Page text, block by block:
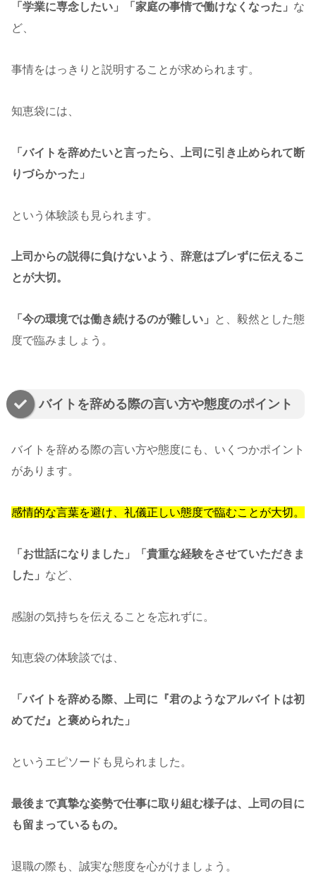
「学業に専念したい」「家庭の事情で働けなくなった」 な
ど、
事情をはっきりと説明することが求められます。
知恵袋には、
「バイトを辞めたいと言ったら、上司に引き止められて断
りづらかった」
という体験談も見られます。
上司からの説得に負けないよう、辞意はブレずに伝えるこ
とが大切。
「今の環境では働き続けるのが難しい」
と、毅然とした態
度で臨みましょう。
バイトを辞める際の言い方や態度のポイント
バイトを辞める際の言い方や態度にも、いくつかポイント
があります。
感情的な言葉を避け、礼儀正しい態度で臨むことが大切。
「お世話になりました」「貴重な経験をさせていただきま
した」 など、
感謝の気持ちを伝えることを忘れずに。
知恵袋の体験談では、
「バイトを辞める際、上司に『君のようなアルバイトは初
めてだ』と褒められた」
というエピソードも見られました。
最後まで真摯な姿勢で仕事に取り組む様子は、上司の目に
も留まっているもの。
退職の際も、誠実な態度を心がけましょう。